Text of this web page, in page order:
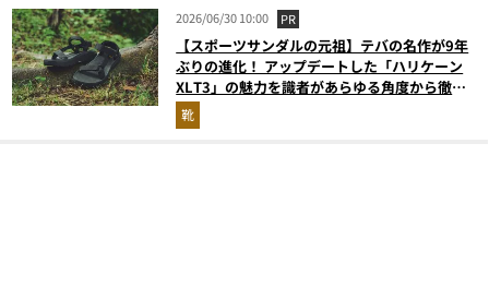
2026/06/30 10:00 PR
【スポーツサンダルの元祖】テバの名作が9年
ぶりの進化！ アップデートした「ハリケーン
XLT3」の魅力を識者があらゆる角度から徹底
解説！
靴